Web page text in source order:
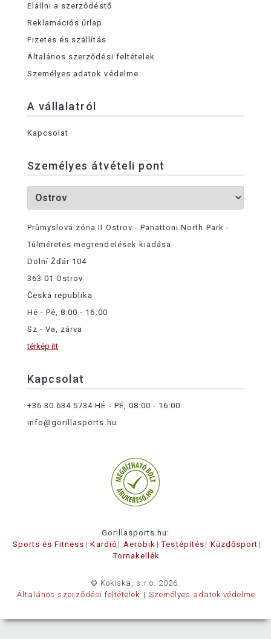
Elállni a szerződéstő
Reklamációs űrlap
Fizetés és szállítás
Általános szerződési feltételek
Személyes adatok védelme
A vállalatról
Kapcsolat
Személyes átvételi pont
Průmyslová zóna II Ostrov - Panattoni North Park -
Túlméretes megrendelések kiadása
Dolní Žďár 104
363 01 Ostrov
Česká republika
Hé - Pé, 8:00 - 16:00
Sz - Va, zárva
térkép itt
Kapcsolat
+36 30 634 5734 HÉ - PÉ, 08:00 - 16:00
info@gorillasports.hu
Gorillasports.hu:
Sports és Fitness
Kardió Aerobik Testépítés
Küzdősport
Tornakellék
© Kokiska, s.r.o. 2026.
Általános szerződési feltételek
Személyes adatok védelme